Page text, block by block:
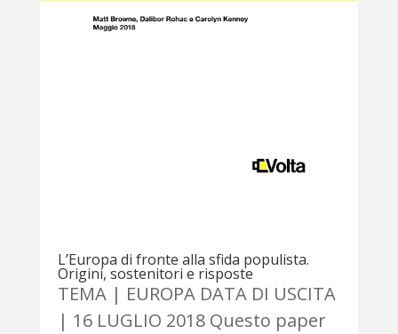
L’Europa di fronte alla sfida populista.
Origini, sostenitori e risposte
TEMA | EUROPA DATA DI USCITA
| 16 LUGLIO 2018 Questo paper